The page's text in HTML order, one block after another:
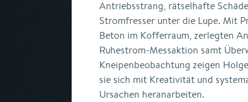
Antriebsstrang, rätselhafte
Stromfresser unter die Lupe. Mit
Beton im Kofferraum, zerlegten
Ruhestrom-Messaktion samt
Kneipenbeobachtung zeigen
sie sich mit Kreativität und
Ursachen heranarbeiten.